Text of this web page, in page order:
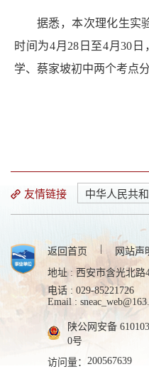
据悉，本次理化生实
时间为4月28 日至4月30 日
学、蔡家坡初中两个考点
友情链接 中华人民共
返回首页 网站声
地址 : 西安市含光北路
电话 : 029-85221726
Email :
陕公网安备
0号
访问量： 200567639